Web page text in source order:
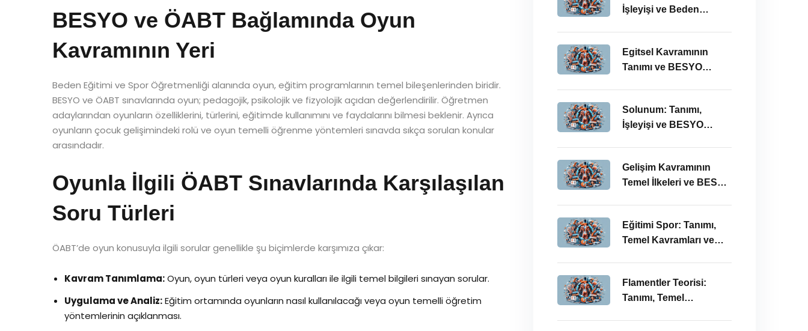
BESYO ve ÖABT Bağlamında Oyun
Kavramının Yeri
Beden Eğitimi ve Spor Öğretmenliği alanında oyun, eğitim programlarının temel bileşenlerinden biridir.
BESYO ve ÖABT sınavlarında oyun; pedagojik, psikolojik ve fizyolojik açıdan değerlendirilir. Öğretmen
adaylarından oyunların özelliklerini, türlerini, eğitimde kullanımını ve faydalarını bilmesi beklenir. Ayrıca
oyunların çocuk gelişimindeki rolü ve oyun temelli öğrenme yöntemleri sınavda sıkça sorulan konular
arasındadır.
Oyunla İlgili ÖABT Sınavlarında Karşılaşılan
Soru Türleri
ÖABT’de oyun konusuyla ilgili sorular genellikle şu biçimlerde karşımıza çıkar:
Kavram Tanımlama:Oyun, oyun türleri veya oyun kuralları ile ilgili temel bilgileri sınayan sorular.
Uygulama ve Analiz:Eğitim ortamında oyunların nasıl kullanılacağı veya oyun temelli öğretim
yöntemlerinin açıklanması.
İşleyişi ve Beden
Egitsel Kavramının
Tanımı ve BESYO
Solunum: Tanımı,
İşleyişi ve BESYO
Gelişim Kavramının
Temel İlkeleri ve BESYO
Eğitimi Spor: Tanımı,
Temel Kavramları ve
Flamentler Teorisi:
Tanımı, Temel